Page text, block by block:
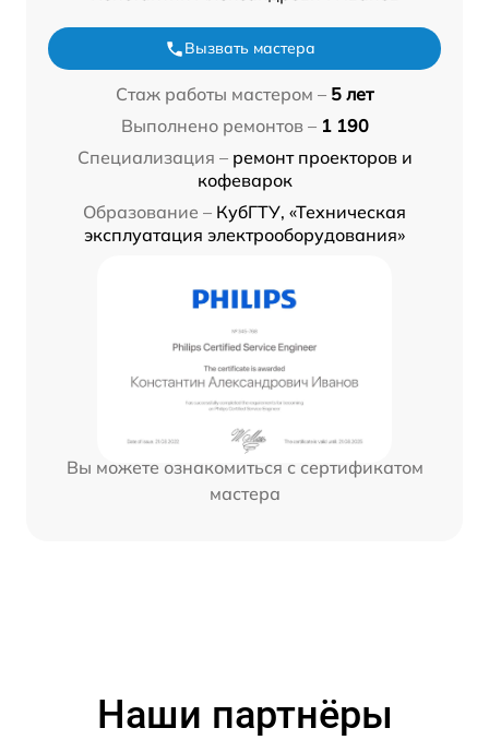
Вызвать мастера
Стаж работы мастером – 5 лет
Выполнено ремонтов – 1 190
Специализация – ремонт проекторов и
кофеварок
Образование – КубГТУ, «Техническая
эксплуатация электрооборудования»
Вы можете ознакомиться с сертификатом
мастера
Наши партнёры